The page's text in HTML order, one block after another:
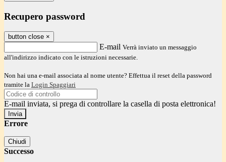
Recupero password
button close ×
E-mail Verrà inviato un messaggio
all'indirizzo indicato con le istruzioni necessarie.
Non hai una e-mail associata al nome utente? Effettua il reset della password
tramite la Login Spaggiari
E-mail inviata, si prega di controllare la casella di posta elettronica!
Errore
Chiudi
Successo